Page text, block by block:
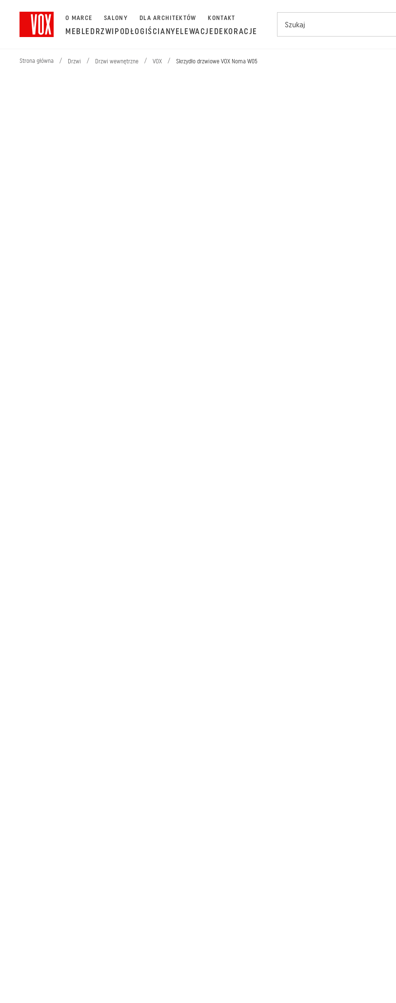
O MARCE SALONY DLA ARCHITEKTÓW KONTAKT
MEBLE DRZWI PODŁOGIŚCIANYELEWACJE DEKORACJE
Strona główna / Drzwi / Drzwi wewnętrzne / VOX / Skrzydło drzwiowe VOX Noma W05